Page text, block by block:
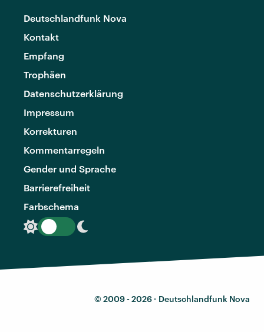
Deutschlandfunk Nova
Kontakt
Empfang
Trophäen
Datenschutzerklärung
Impressum
Korrekturen
Kommentarregeln
Gender und Sprache
Barrierefreiheit
Farbschema
© 2009 - 2026 · Deutschlandfunk Nova